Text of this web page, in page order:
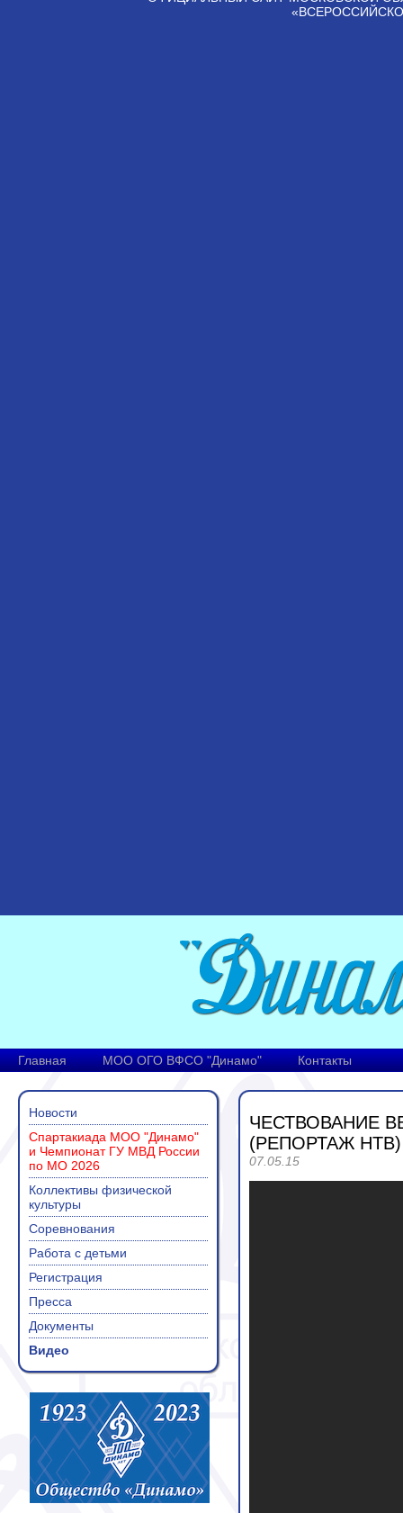
Главная МОО ОГО ВФСО "Динамо" Контакты
Новости
Спартакиада МОО "Динамо"
и Чемпионат ГУ МВД России
по МО 2026
Коллективы физической
культуры
Соревнования
Работа с детьми
Регистрация
Пресса
Документы
Видео
ЧЕСТВОВАНИЕ
(РЕПОРТАЖ НТВ)
07.05.15